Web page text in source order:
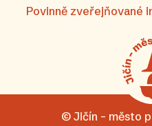
Povinně zveřejňované
© Jičín – město